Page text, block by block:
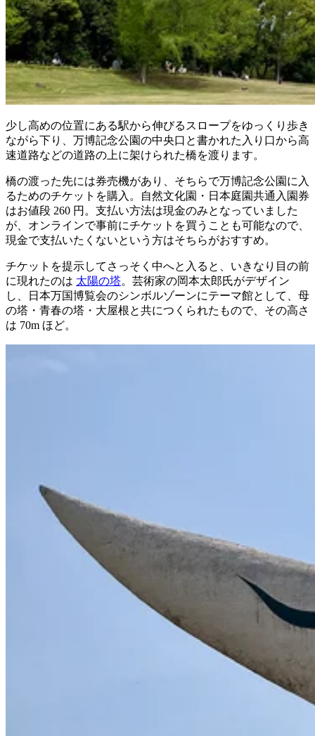
少し高めの位置にある駅から伸びるスロープをゆっくり歩き
ながら下り、万博記念公園の中央口と書かれた入り口から高
速道路などの道路の上に架けられた橋を渡ります。
橋の渡った先には券売機があり、そちらで万博記念公園に入
るためのチケットを購入。自然文化園・日本庭園共通入園券
はお値段 260 円。支払い方法は現金のみとなっていました
が、オンラインで事前にチケットを買うことも可能なので、
現金で支払いたくないという方はそちらがおすすめ。
チケットを提示してさっそく中へと入ると、いきなり目の前
に現れたのは 太陽の塔。芸術家の岡本太郎氏がデザイン
し、日本万国博覧会のシンボルゾーンにテーマ館として、母
の塔・青春の塔・大屋根と共につくられたもので、その高さ
は 70m ほど。